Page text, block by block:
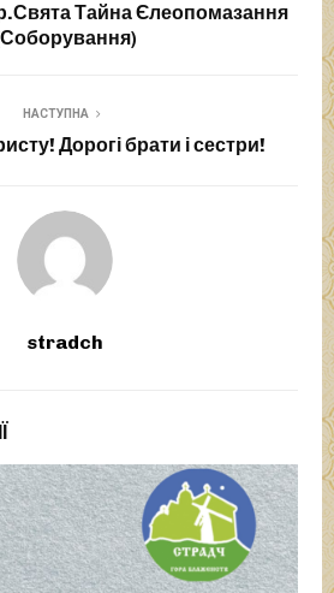
Тайна Єлеопомазання
НАСТУПНА
Дорогі брати і сестри!
stradch